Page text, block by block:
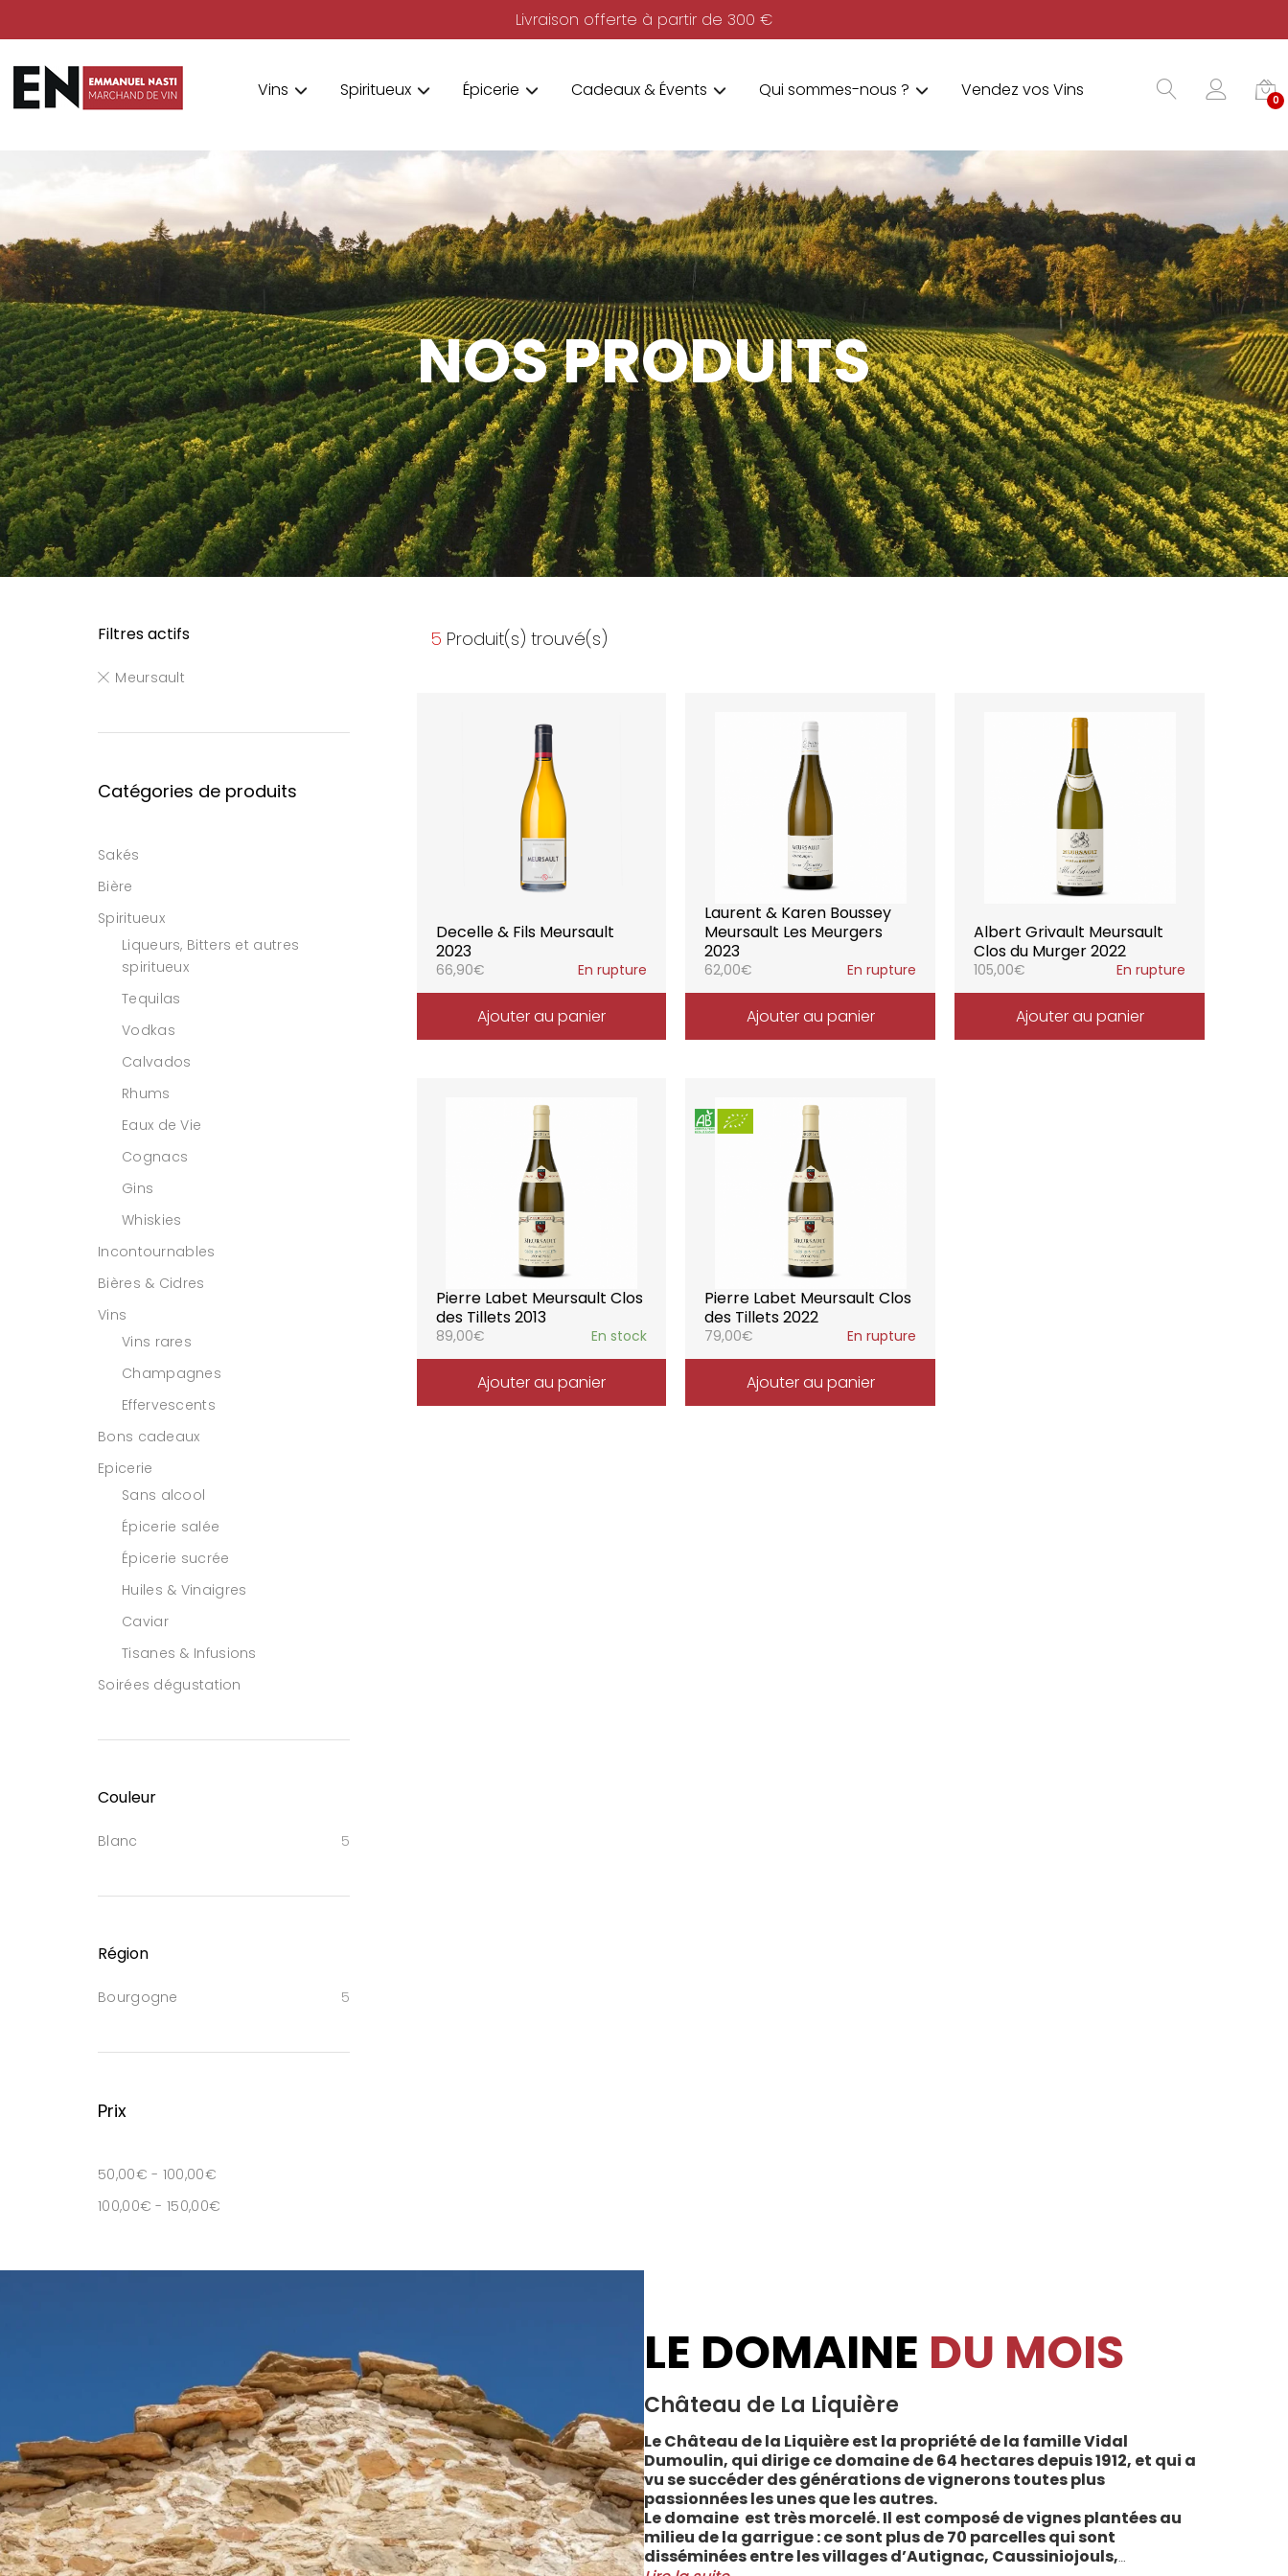
Livraison offerte à partir de 300 €
Vins Spiritueux Épicerie Cadeaux & Évents Qui sommes-nous ? Vendez vos Vins 0
NOS PRODUITS
5 Produit(s) trouvé(s)
Decelle & Fils Meursault
2023
66,90€ En rupture
Ajouter au panier
Laurent & Karen Boussey
Meursault Les Meurgers
2023
62,00€ En rupture
Ajouter au panier
Albert Grivault Meursault
Clos du Murger 2022
105,00€ En rupture
Ajouter au panier
Pierre Labet Meursault Clos
des Tillets 2013
89,00€ En stock
Ajouter au panier
Pierre Labet Meursault Clos
des Tillets 2022
79,00€ En rupture
Ajouter au panier
Filtres actifs
Meursault
Catégories de produits
Sakés
Bière
Spiritueux
Liqueurs, Bitters et autres
spiritueux
Tequilas
Vodkas
Calvados
Rhums
Eaux de Vie
Cognacs
Gins
Whiskies
Incontournables
Bières & Cidres
Vins
Vins rares
Champagnes
Effervescents
Bons cadeaux
Epicerie
Sans alcool
Épicerie salée
Épicerie sucrée
Huiles & Vinaigres
Caviar
Tisanes & Infusions
Soirées dégustation
Couleur
Blanc 5
Région
Bourgogne 5
Prix
50,00€ - 100,00€
100,00€ -150,00€
LE DOMAINE DU MOIS
Château de La Liquière
Le Château de la Liquière est la propriété de la famille Vidal
Dumoulin, qui dirige ce domaine de 64 hectares depuis 1912, et qui a
vu se succéder des générations de vignerons toutes plus
passionnées les unes que les autres.
Le domaine est très morcelé. Il est composé de vignes plantées au
milieu de la garrigue : ce sont plus de 70 parcelles qui sont
disséminées entre les villages d’Autignac, Caussiniojouls,